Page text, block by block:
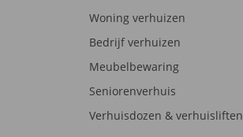
Woning verhuizen
Bedrijf verhuizen
Meubelbewaring
Seniorenverhuis
Verhuisdozen & verhuisliften